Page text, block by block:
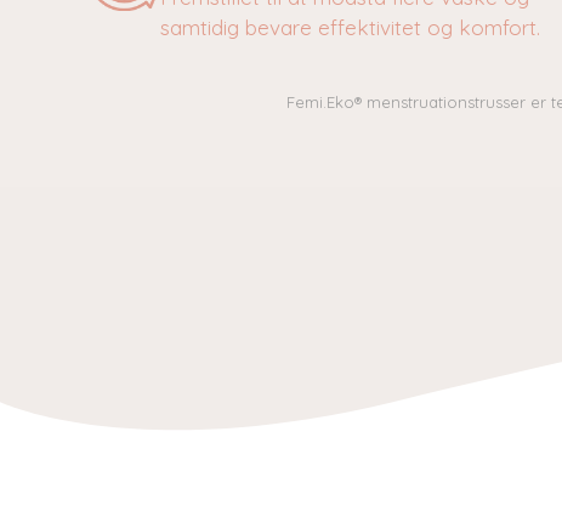
samtidig bevare effektivitet og komfort.
Femi.Eko® menstruationstrusser er